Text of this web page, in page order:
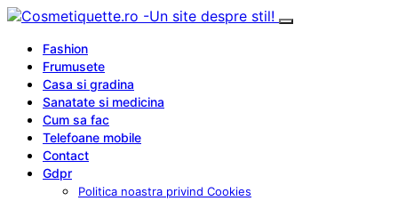
Fashion
Frumusete
Casa si gradina
Sanatate si medicina
Cum sa fac
Telefoane mobile
Contact
Gdpr
Politica noastra privind Cookies